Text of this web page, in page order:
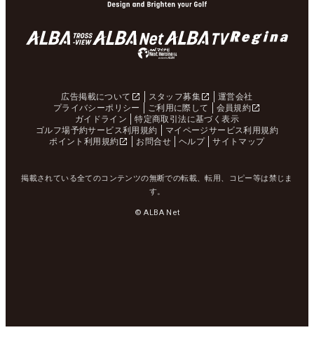
広告掲載について スタッフ募集
運営会社
プライバシーポリシー
ご利用に際して
会員規約
ガイドライン
特定商取引法に基づく表示
ゴルフ場予約サービス利用規約
マイページサービス利用規約
ポイント利用規約
お問合せ ヘルプ サイトマップ
掲載されている全てのコンテンツの無断での転載、転用、コピー等は禁じま
す。
© ALBA Net